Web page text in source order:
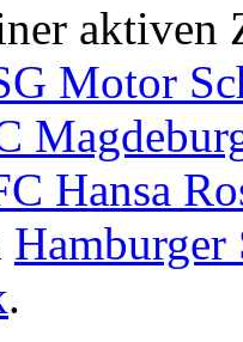
aktiven
Motor
Hansa
Hamburger
.